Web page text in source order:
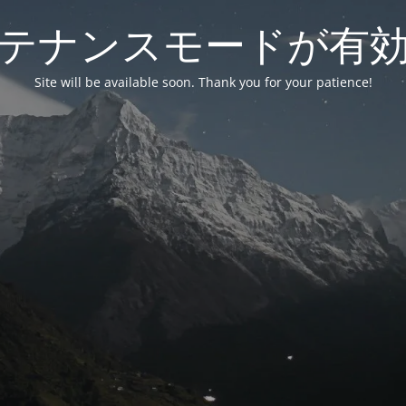
ナンスモードが有
Site will be available soon. Thank you for your patience!